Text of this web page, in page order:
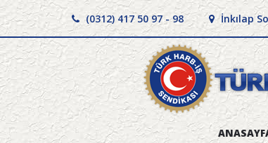
(0312) 417 50 97 - 98 İnkılap